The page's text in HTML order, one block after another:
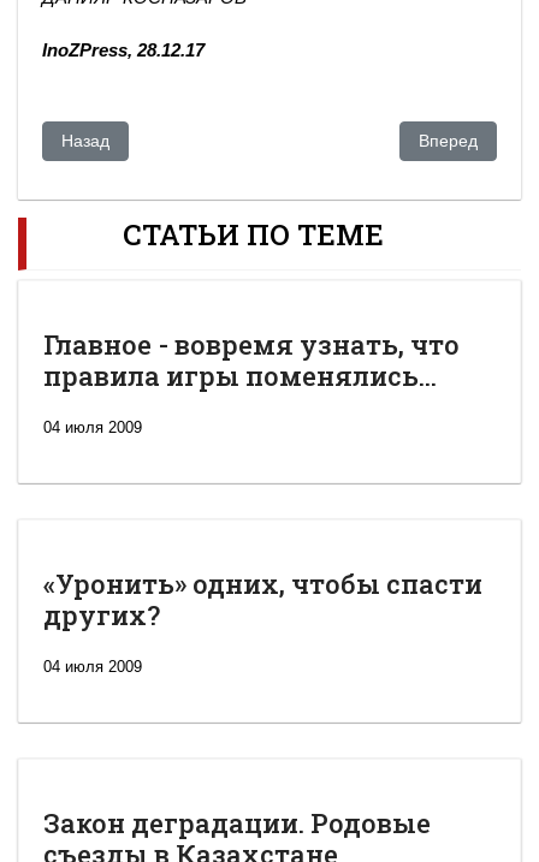
InoZPress, 28.12.17
Предыдущий: "Мы любим елбасы!"
Назад Следующий:
Вперед
СТАТЬИ ПО ТЕМЕ
Главное - вовремя узнать, что
правила игры поменялись...
04 июля 2009
«Уронить» одних, чтобы спасти
других?
04 июля 2009
Закон деградации. Родовые
съезды в Казахстане